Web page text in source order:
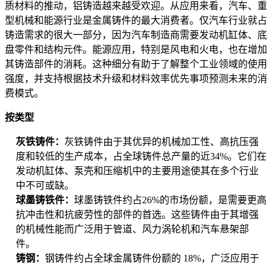
质材料的推动，铝铸造越来越受欢迎。从应用来看，汽车、重
型机械和能源行业是金属铸件的最大消费者。仅汽车行业就占
铸造需求的很大一部分，因为汽车制造商需要发动机缸体、底
盘零件和结构元件。能源应用，特别是风电和火电，也在增加
其铸造部件的消耗。这种细分有助于了解整个工业领域的使用
强度，并支持根据技术升级和材料效率优先事项预测未来的消
费模式。
按类型
灰铁铸件： 灰铁铸件由于其优异的机械加工性、高抗压强
度和较低的生产成本，占全球铸件总产量的近34%。它们在
发动机缸体、泵壳和压缩机中的主要用途使其在多个行业
中不可或缺。
球墨铸铁件： 球墨铸铁件约占26%的市场份额，是需要更高
抗冲击性和抗疲劳性的部件的首选。这些铸件由于其增强
的机械性能而广泛用于管道、风力涡轮机和汽车悬架部
件。
铸钢： 钢铸件约占全球金属铸件份额的 18%，广泛应用于